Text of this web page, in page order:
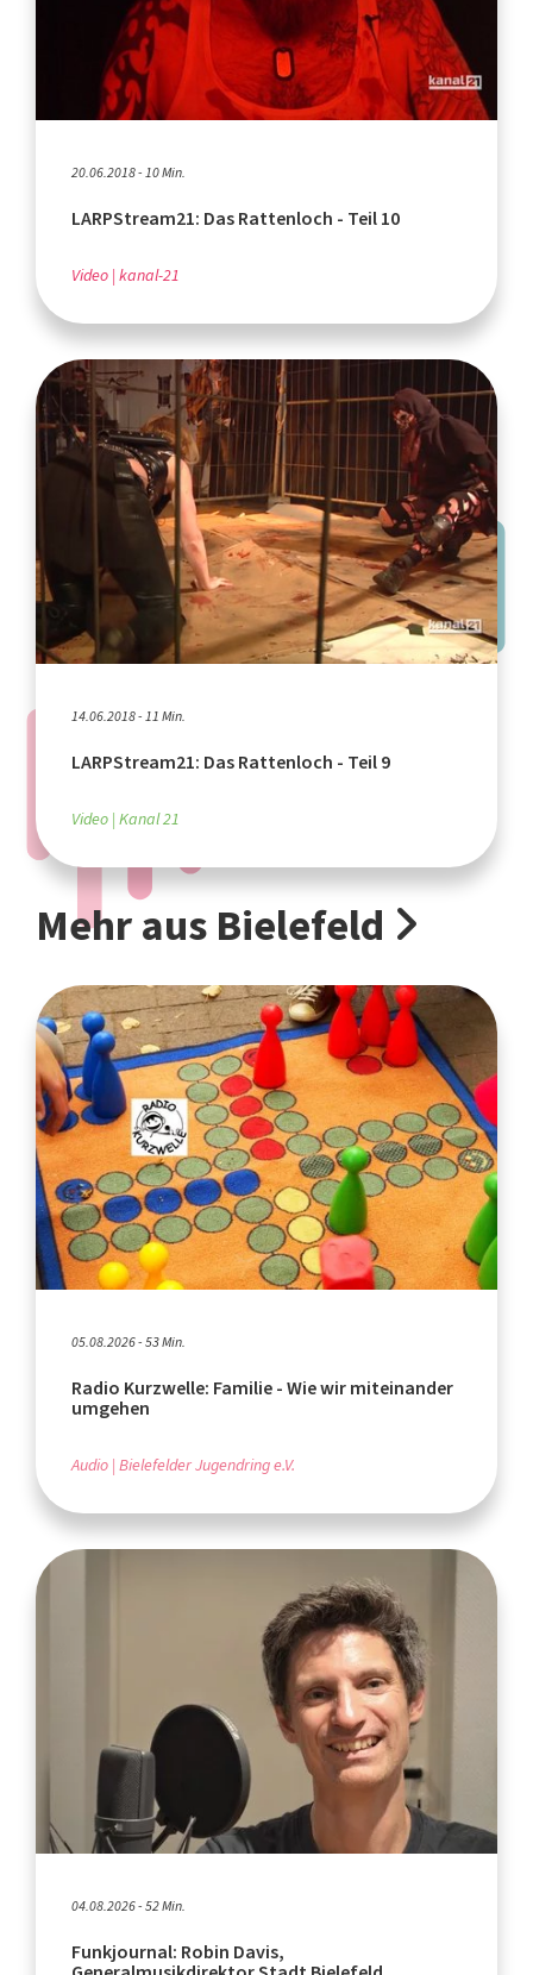
20.06.2018 - 10 Min.
LARPStream21: Das Rattenloch - Teil 10
Video kanal-21
14.06.2018 - 11 Min.
LARPStream21: Das Rattenloch - Teil 9
Video Kanal 21
Mehr aus Bielefeld
05.08.2026 - 53 Min.
Radio Kurzwelle: Familie - Wie wir miteinander
umgehen
Audio Bielefelder Jugendring e.V.
04.08.2026 - 52 Min.
Funkjournal: Robin Davis,